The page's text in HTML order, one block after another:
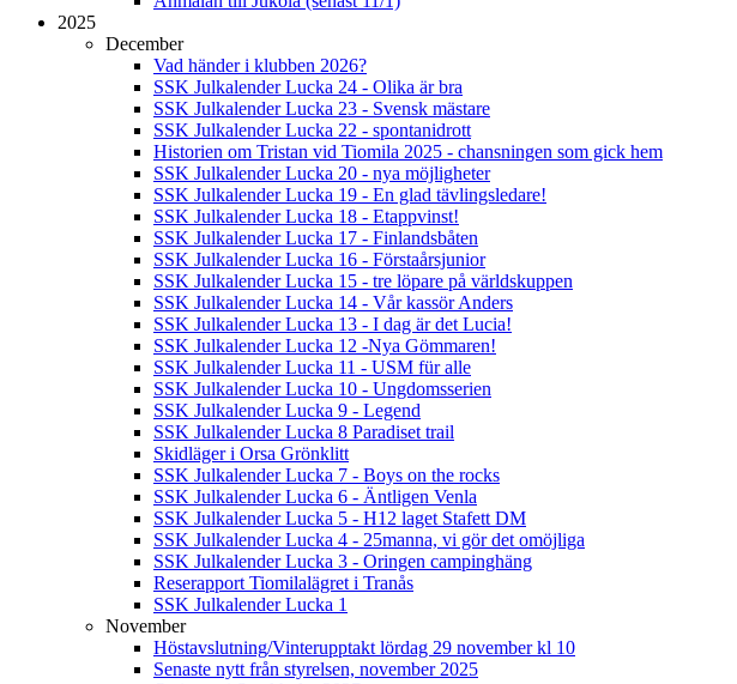
2025
December
Vad händer i klubben 2026?
SSK Julkalender Lucka 24 - Olika är bra
SSK Julkalender Lucka 23 - Svensk mästare
SSK Julkalender Lucka 22 - spontanidrott
Historien om Tristan vid Tiomila 2025 - chansningen som gick hem
SSK Julkalender Lucka 20 - nya möjligheter
SSK Julkalender Lucka 19 - En glad tävlingsledare!
SSK Julkalender Lucka 18 - Etappvinst!
SSK Julkalender Lucka 17 - Finlandsbåten
SSK Julkalender Lucka 16 - Förstaårsjunior
SSK Julkalender Lucka 15 - tre löpare på världskuppen
SSK Julkalender Lucka 14 - Vår kassör Anders
SSK Julkalender Lucka 13 - I dag är det Lucia!
SSK Julkalender Lucka 12 -Nya Gömmaren!
SSK Julkalender Lucka 11 - USM für alle
SSK Julkalender Lucka 10 - Ungdomsserien
SSK Julkalender Lucka 9 - Legend
SSK Julkalender Lucka 8 Paradiset trail
Skidläger i Orsa Grönklitt
SSK Julkalender Lucka 7 - Boys on the rocks
SSK Julkalender Lucka 6 - Äntligen Venla
SSK Julkalender Lucka 5 - H12 laget Stafett DM
SSK Julkalender Lucka 4 - 25manna, vi gör det omöjliga
SSK Julkalender Lucka 3 - Oringen campinghäng
Reserapport Tiomilalägret i Tranås
SSK Julkalender Lucka 1
November
Höstavslutning/Vinterupptakt lördag 29 november kl 10
Senaste nytt från styrelsen, november 2025